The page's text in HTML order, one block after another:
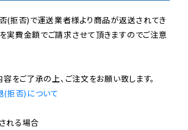
(拒否)で運送業者様より商品が返送されてき
実費金額でご請求させて頂きますのでご注意
(拒否)について